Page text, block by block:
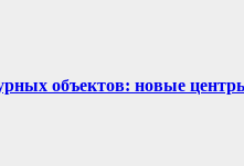
объектов: новые